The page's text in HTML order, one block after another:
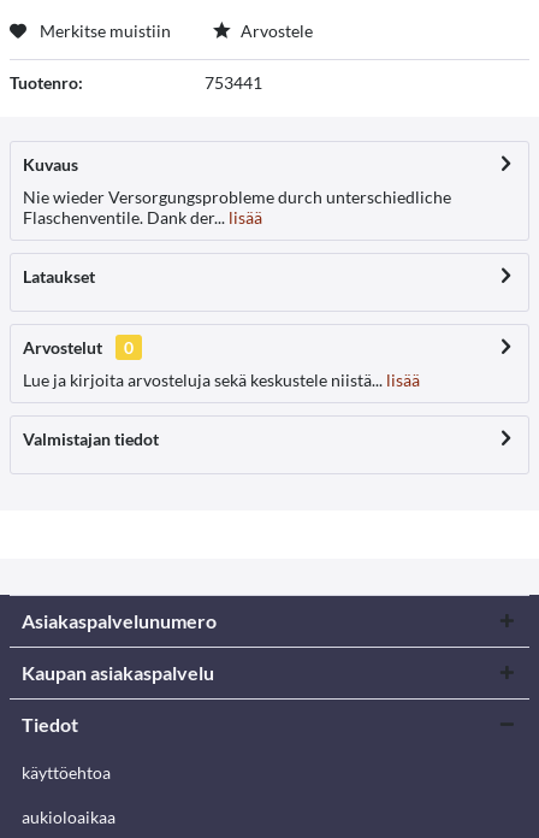
Merkitse muistiin Arvostele
Tuotenro: 753441
Kuvaus
Nie wieder Versorgungsprobleme durch unterschiedliche
Flaschenventile. Dank der... lisää
Lataukset
Arvostelut
0
Lue ja kirjoita arvosteluja sekä keskustele niistä... lisää
Valmistajan tiedot
Asiakaspalvelunumero
Kaupan asiakaspalvelu
Tiedot
käyttöehtoa
aukioloaikaa